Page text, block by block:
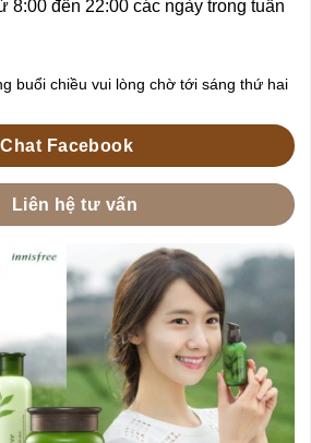
8:00 đến 22:00 các ngày trong tuần
buổi chiều vui lòng chờ tới sáng thứ hai
Chat Facebook
Liên hệ tư vấn